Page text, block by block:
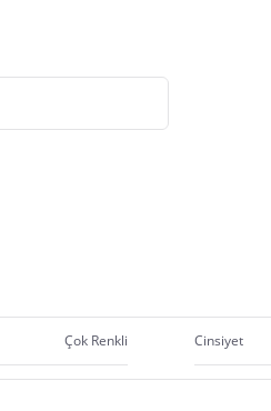
Çok Renkli Cinsiyet